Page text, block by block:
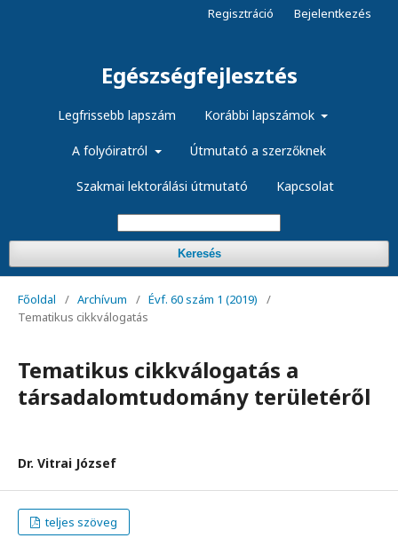
Egészségfejlesztés
Legfrissebb lapszám Korábbi lapszámok
A folyóiratról Útmutató a szerzőknek
Szakmai lektorálási útmutató Kapcsolat
Keresés
Regisztráció Bejelentkezés
Főoldal / Archívum / Évf. 60 szám 1 (2019)
/
Tematikus cikkválogatás
Tematikus cikkválogatás a
társadalomtudomány területéről
Dr. Vitrai József
teljes szöveg